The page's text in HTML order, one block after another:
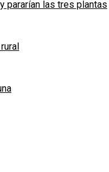
pararían las tres plantas